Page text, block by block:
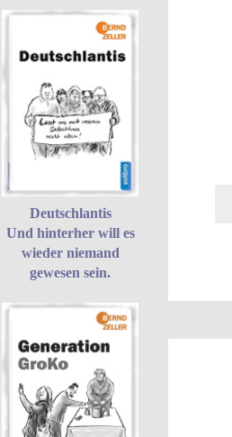
Deutschlantis
Und hinterher will es
wieder niemand
gewesen sein.